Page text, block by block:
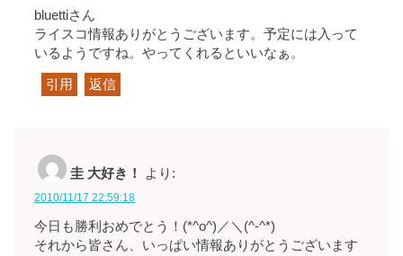
bluettiさん
ライスコ情報ありがとうございます。予定には入って
いるようですね。やってくれるといいなぁ。
引用 返信
圭 大好き！ より:
2010/11/17 22:59:18
今日も勝利 おめでとう！(*^o^)／＼(^-^*)
それから皆さん、いっぱい情報ありがとうございます